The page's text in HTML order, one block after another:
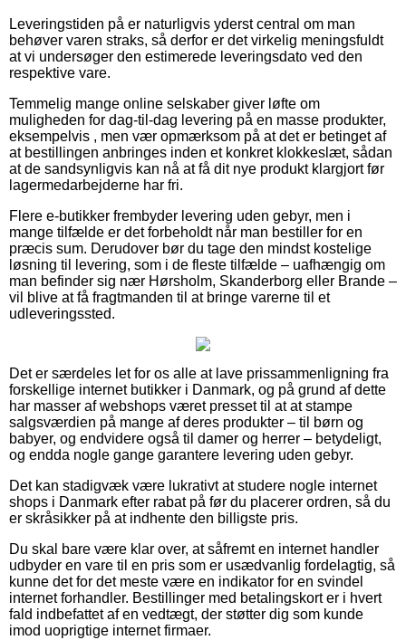
Leveringstiden på er naturligvis yderst central om man
behøver varen straks, så derfor er det virkelig meningsfuldt
at vi undersøger den estimerede leveringsdato ved den
respektive vare.
Temmelig mange online selskaber giver løfte om
muligheden for dag-til-dag levering på en masse produkter,
eksempelvis , men vær opmærksom på at det er betinget af
at bestillingen anbringes inden et konkret klokkeslæt, sådan
at de sandsynligvis kan nå at få dit nye produkt klargjort før
lagermedarbejderne har fri.
Flere e-butikker frembyder levering uden gebyr, men i
mange tilfælde er det forbeholdt når man bestiller for en
præcis sum. Derudover bør du tage den mindst kostelige
løsning til levering, som i de fleste tilfælde – uafhængig om
man befinder sig nær Hørsholm, Skanderborg eller Brande –
vil blive at få fragtmanden til at bringe varerne til et
udleveringssted.
Det er særdeles let for os alle at lave prissammenligning fra
forskellige internet butikker i Danmark, og på grund af dette
har masser af webshops været presset til at at stampe
salgsværdien på mange af deres produkter – til børn og
babyer, og endvidere også til damer og herrer – betydeligt,
og endda nogle gange garantere levering uden gebyr.
Det kan stadigvæk være lukrativt at studere nogle internet
shops i Danmark efter rabat på før du placerer ordren, så du
er skråsikker på at indhente den billigste pris.
Du skal bare være klar over, at såfremt en internet handler
udbyder en vare til en pris som er usædvanlig fordelagtig, så
kunne det for det meste være en indikator for en svindel
internet forhandler. Bestillinger med betalingskort er i hvert
fald indbefattet af en vedtægt, der støtter dig som kunde
imod uoprigtige internet firmaer.